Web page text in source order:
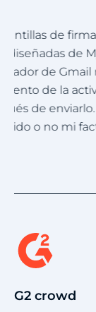
Tuve una
sencillo y
fácilmente
equipo.
ayudarme a
G2 crowd